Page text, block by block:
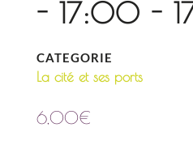
- 17:00 -
CATEGORIE
La cité et ses ports
6,00€